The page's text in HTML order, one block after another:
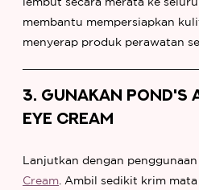
lembut secara merata ke
membantu mempersiapkan
menyerap produk perawatan
3. GUNAKAN POND'S
EYE CREAM
Lanjutkan dengan penggunaan
Cream . Ambil sedikit krim